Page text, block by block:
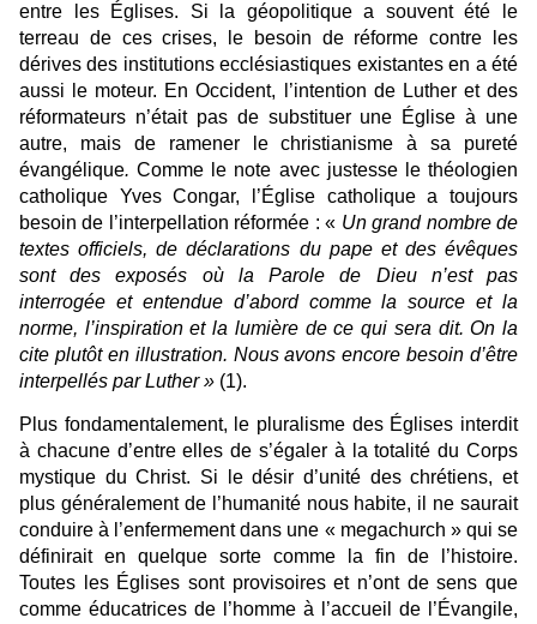
entre les Églises. Si la géopolitique a souvent été le
terreau de ces crises, le besoin de réforme contre les
dérives des institutions ecclésiastiques existantes en a été
aussi le moteur. En Occident,
l’intention de Luther et des
réformateurs n’était pas de substituer une Église à une
autre, mais de ramener le christianisme à sa pureté
évangélique. Comme le note avec justesse le théologien
catholique Yves Congar, l’Église catholique a toujours
besoin de l’interpellation réformée : « Un grand nombre de
textes officiels, de déclarations du pape et des évêques
sont des exposés où la Parole de Dieu n’est pas
interrogée et entendue d’abord comme la source et la
norme, l’inspiration et la lumière de ce qui sera dit. On la
cite plutôt en illustration. Nous avons encore besoin d’être
interpellés par Luther » (1).
Plus fondamentalement, le pluralisme des Églises interdit
à chacune d’entre elles de s’égaler à la totalité du Corps
mystique du Christ. Si le désir d’unité des chrétiens, et
plus généralement de l’humanité nous habite, il ne saurait
conduire à l’enfermement dans une « megachurch » qui se
définirait en quelque sorte comme la fin de l’histoire.
Toutes les Églises sont provisoires et n’ont de sens que
comme éducatrices de l’homme à l’accueil de l’Évangile,